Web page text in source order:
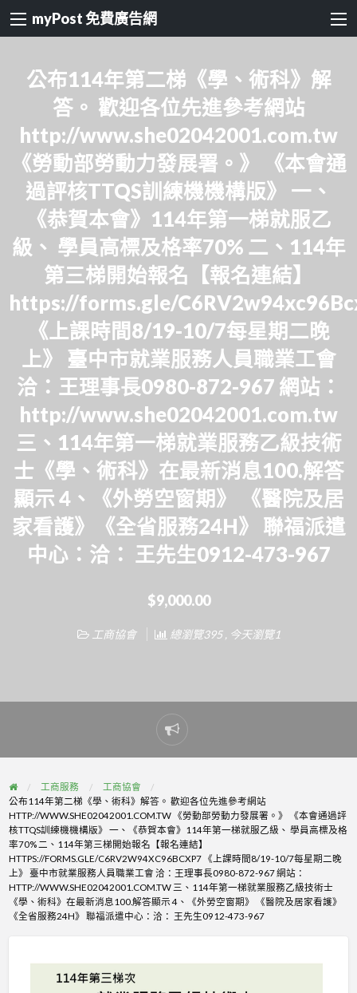
myPost 免費廣告網
公布114年第二梯《學、術科》解
答。 歡迎各位先進參考網站
http://www.she02042001.com.tw
《勞動部勞動力發展署。》 《本會通
過評核TTQS訓練機機構版》 一、
《恭賀本會》114年第一梯就服乙
級、 學員高標及格率70% 二、114年
第三梯開始報名【報名連結】
https://forms.gle/
《上課時間8/19-10/7每星期二晚
上》 臺中市就業服務人員職業工會
洽：王理事長0980-872-967 網站：
http://www.she02042001.com.tw
三、114年第一梯就業服務乙級技術
士《學、術科》在最新消息100.解答
顯示 4、《外勞空窗期》 《醫院及居
家看護》《全省服務24H》 聯福派遣
中心：洽： 王先生0912-473-967
$9,000.00
工商協會 總瀏覽395 , 今天瀏覽1
Report
problem
工商服務
工商協會
公布114年第二梯《學、術科》解答。 歡迎各位先進參考網站
HTTP://WWW.SHE02042001.COM.TW 《勞動部勞動力發展署。》 《本會通過評
核TTQS訓練機機構版》 一、《恭賀本會》114年第一梯就服乙級、 學員高標及格
率70% 二、114年第三梯開始報名【報名連結】
HTTPS://FORMS.GLE/C6RV2W94XC96BCXP7 《上課時間8/19-10/7每星期二晚
上》 臺中市就業服務人員職業工會 洽：王理事長0980-872-967 網站：
HTTP://WWW.SHE02042001.COM.TW 三、114年第一梯就業服務乙級技術士
《學、術科》在最新消息100.解答顯示 4、《外勞空窗期》 《醫院及居家看護》
《全省服務24H》 聯福派遣中心：洽： 王先生0912-473-967